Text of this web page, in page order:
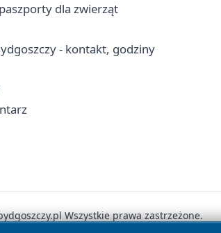
dla zwierząt
- kontakt, godziny
Wszystkie prawa zastrzeżone.